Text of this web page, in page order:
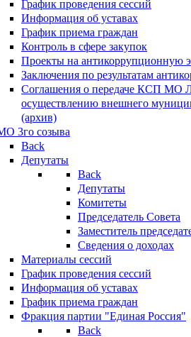
График проведения сессий
Информация об уставах
График приема граждан
Контроль в сфере закупок
Проекты на антикоррупционную
Заключения по результатам
Соглашения о передаче КСП МО
осуществлению внешнего
(архив)
3го созыва
Back
Депутаты
Back
Депутаты
Комитеты
Председатель Совета
Заместитель
Сведения о доходах
Материалы сессий
График проведения сессий
Информация об уставах
График приема граждан
Фракция партии "Единая Россия"
Back